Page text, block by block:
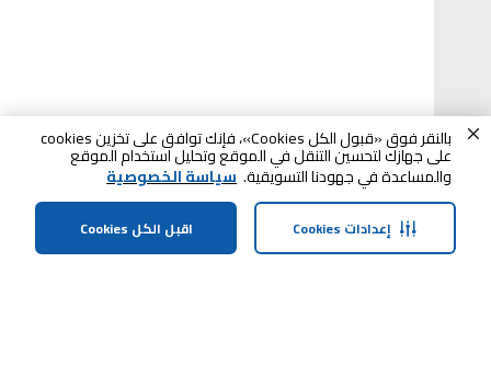
بالنقر فوق «قبول الكل Cookies»، فإنك توافق على تخزين cookies
على جهازك لتحسين التنقل في الموقع وتحليل استخدام الموقع
والمساعدة في جهودنا التسويقية. سياسة الخصوصية
اقبل الكل Cookies إعدادات Cookies
الرئيسية الفئات الملف الشخصي العربة